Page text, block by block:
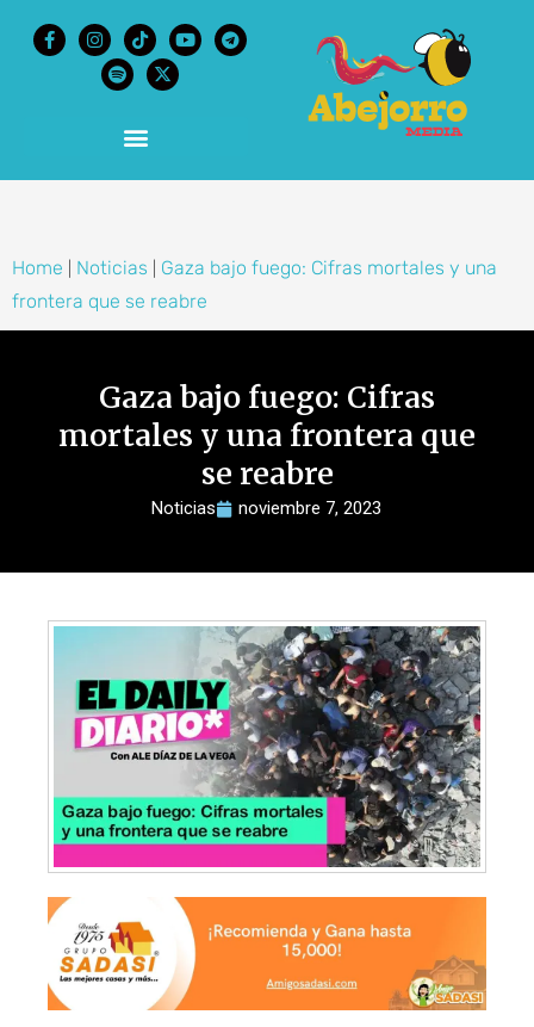
Home Noticias
Gaza bajo fuego: Cifras mortales y una
frontera que se reabre
Gaza bajo fuego: Cifras
mortales y una frontera que
se reabre
Noticias noviembre 7, 2023